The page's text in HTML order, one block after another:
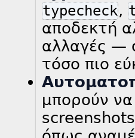
typecheck,
αποδεκτή
αλλαγές —
τόσο πιο
μπορούν